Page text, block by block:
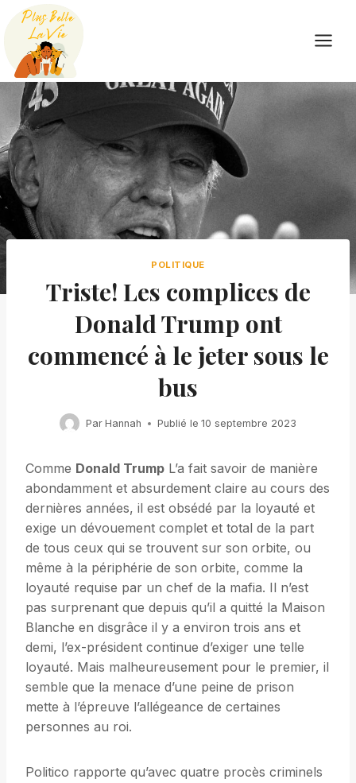
Skip
content
POLITIQUE
Triste! Les complices de
Donald Trump ont
commencé à le jeter sous le
bus
Par Hannah Publié le 10 septembre 2023
Comme Donald Trump L’a fait savoir de manière
abondamment et absurdement claire au cours des
dernières années, il est obsédé par la loyauté et
exige un dévouement complet et total de la part
de tous ceux qui se trouvent sur son orbite, ou
même à la périphérie de son orbite, comme la
loyauté requise par un chef de la mafia. Il n’est
pas surprenant que depuis qu’il a quitté la Maison
Blanche en disgrâce il y a environ trois ans et
demi, l’ex-président continue d’exiger une telle
loyauté. Mais malheureusement pour le premier, il
semble que la menace d’une peine de prison
mette à l’épreuve l’allégeance de certaines
personnes au roi.
Politico rapporte qu’avec quatre procès criminels